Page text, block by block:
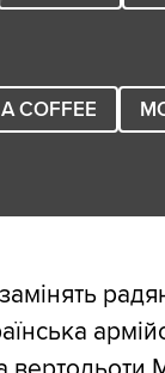
COFFEE